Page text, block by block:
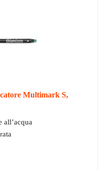
Multimark S,
all’acqua